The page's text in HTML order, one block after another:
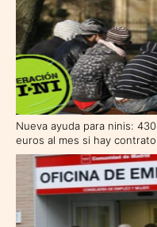
Nueva ayuda para ninis: 430
euros al mes si hay contrato
de formación